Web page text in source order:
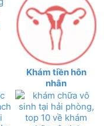
Khám tiền hôn
nhân